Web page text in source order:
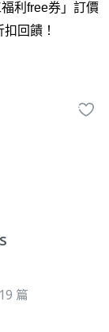
利free券」訂價
回饋！
篇